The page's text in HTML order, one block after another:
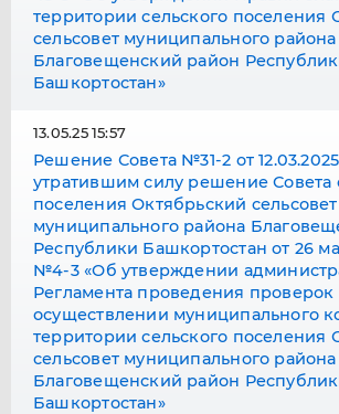
территории сельского поселения
сельсовет муниципального района
Благовещенский район
Башкортостан»
Решение Совета №31-2 от
утратившим силу решение Совета
поселения Октябрьский сельсовет
муниципального района
Республики Башкортостан от 26
№4-3 «Об утверждении
Регламента проведения проверок
осуществлении муниципального
территории сельского поселения
сельсовет муниципального района
Благовещенский район
Башкортостан»
13.05.25 15:57